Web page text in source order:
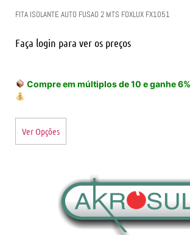
FITA ISOLANTE AUTO FUSAO 2 MTS FOXLUX FX1051
Faça login para ver os preços
Compre em múltiplos de 10 e ganhe
Ver Opções